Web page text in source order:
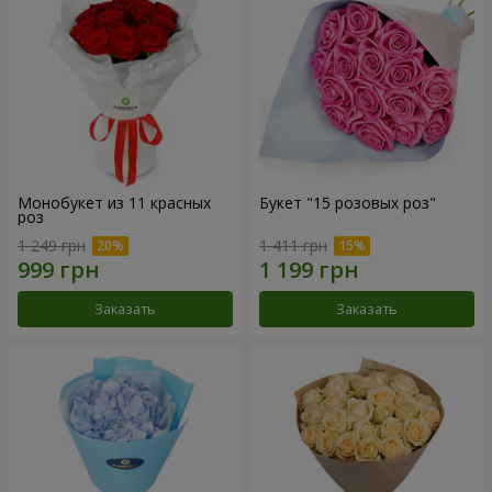
Монобукет из 11 красных
роз
1 249 грн
Заказать
Букет "15 розовых роз"
1 411 грн
Заказать